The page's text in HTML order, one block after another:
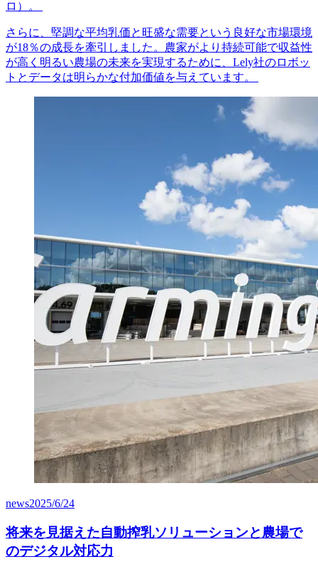
ロ）。
さらに、堅調な平均乳価と旺盛な需要という良好な市場環境
が18％の成長を牽引しました。農家がより持続可能で収益性
が高く明るい農場の未来を実現するために、Lely社のロボッ
トとデータは明らかな付加価値を与えています。
news2025/6/24
将来を見据えた自動搾乳ソリューションと農場で
のデジタル対応力